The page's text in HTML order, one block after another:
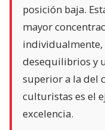
posición baja.
mayor
individualmente,
desequilibrios y
superior a la del
culturistas es el
excelencia.